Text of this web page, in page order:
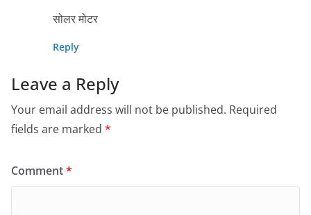
सोलर मोटर
Reply
Leave a Reply
Your email address will not be published. Required
fields are marked *
Comment*